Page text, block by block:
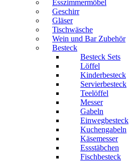
Esszimmermöbel
Geschirr
Gläser
Tischwäsche
Wein und Bar Zubehör
Besteck
Besteck Sets
Löffel
Kinderbesteck
Servierbesteck
Teelöffel
Messer
Gabeln
Einwegbesteck
Kuchengabeln
Käsemesser
Essstäbchen
Fischbesteck